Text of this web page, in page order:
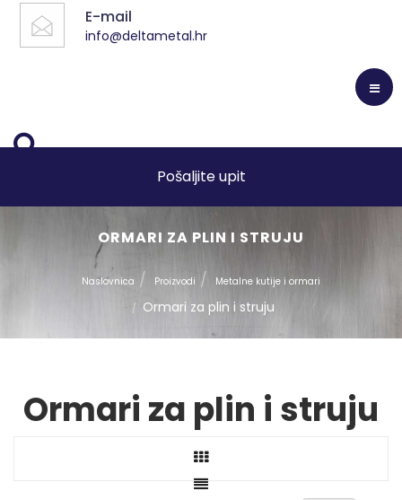
E-mail
info@deltametal.hr
Pošaljite upit
ORMARI ZA PLIN I STRUJU
Naslovnica Proizvodi Metalne kutije i ormari
Ormari za plin i struju
Ormari za plin i struju